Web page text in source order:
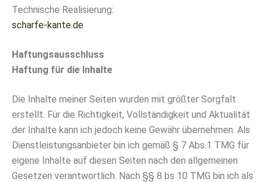
Technische Realisierung:
scharfe-kante.de
Haftungsausschluss
Haftung für die Inhalte
Die Inhalte meiner Seiten wurden mit größter Sorgfalt
erstellt. Für die Richtigkeit, Vollständigkeit und Aktualität
der Inhalte kann ich jedoch keine Gewähr übernehmen. Als
Dienstleistungsanbieter bin ich gemäß § 7 Abs.1 TMG für
eigene Inhalte auf diesen Seiten nach den allgemeinen
Gesetzen verantwortlich. Nach §§ 8 bs 10 TMG bin ich als